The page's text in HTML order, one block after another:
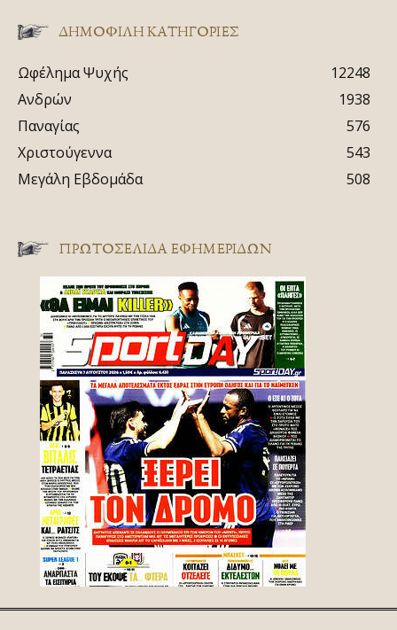
ΔΗΜΟΦΙΛΗ ΚΑΤΗΓΟΡΙΕΣ
Ωφέλημα Ψυχής
12248
Ανδρών
1938
Παναγίας
576
Χριστούγεννα
543
Μεγάλη Εβδομάδα
508
ΠΡΩΤΟΣΈΛΙΔΑ ΕΦΗΜΕΡΊΔΩΝ